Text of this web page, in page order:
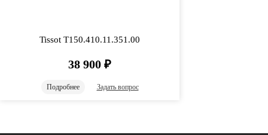
Tissot T150.410.11.351.00
38 900 ₽
Подробнее Задать вопрос